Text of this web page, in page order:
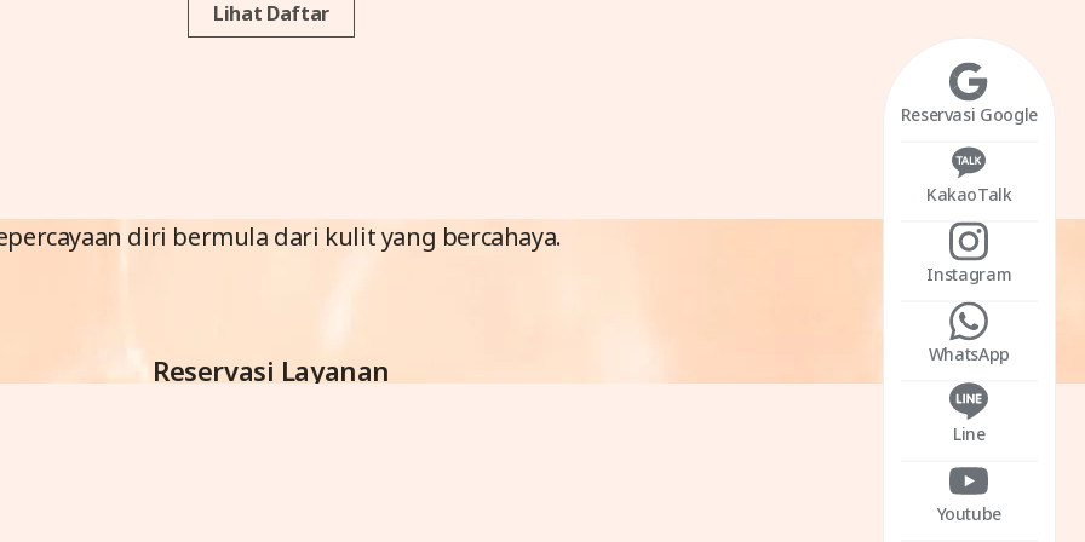
Reservasi Google
KakaoTalk
Instagram
WhatsApp
Line
Youtube
Lihat Daftar
diri bermula dari kulit yang bercahaya.
Reservasi Layanan